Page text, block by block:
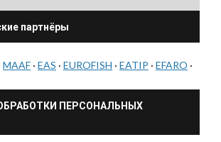
партнёры
MAAF · EAS · EUROFISH · EATIP · EFARO ·
ПЕРСОНАЛЬНЫХ